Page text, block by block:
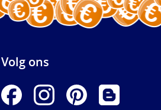
Volg ons